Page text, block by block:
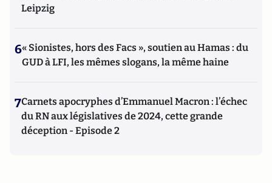
Leipzig
6« Sionistes, hors des Facs », soutien au Hamas : du
GUD à LFI, les mêmes slogans, la même haine
7Carnets apocryphes d’Emmanuel Macron : l’échec
du RN aux législatives de 2024, cette grande
déception - Episode 2